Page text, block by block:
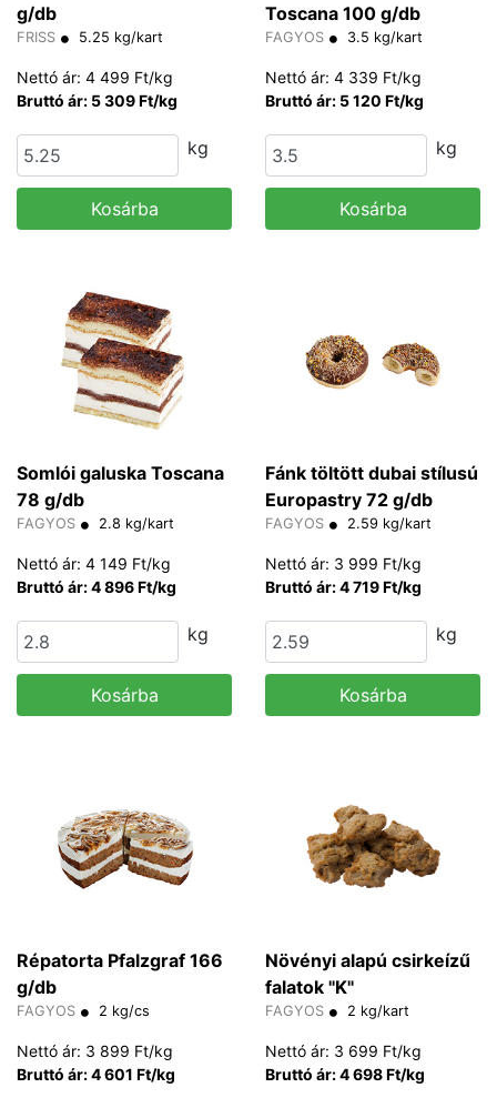
g/db
FRISS 5.25 kg/kart
Nettó ár: 4 499 Ft/kg
Bruttó ár: 5 309 Ft/kg
kg
Kosárba
Toscana 100 g/db
FAGYOS 3.5 kg/kart
Nettó ár: 4 339 Ft/kg
Bruttó ár: 5 120 Ft/kg
kg
Kosárba
Somlói galuska Toscana
78 g/db
FAGYOS 2.8 kg/kart
Nettó ár: 4 149 Ft/kg
Bruttó ár: 4 896 Ft/kg
kg
Kosárba
Fánk töltött dubai stílusú
Europastry 72 g/db
FAGYOS 2.59 kg/kart
Nettó ár: 3 999 Ft/kg
Bruttó ár: 4 719 Ft/kg
kg
Kosárba
Répatorta Pfalzgraf 166
g/db
FAGYOS 2 kg/cs
Nettó ár: 3 899 Ft/kg
Bruttó ár: 4 601 Ft/kg
Növényi alapú csirkeízű
falatok "K"
FAGYOS 2 kg/kart
Nettó ár: 3 699 Ft/kg
Bruttó ár: 4 698 Ft/kg